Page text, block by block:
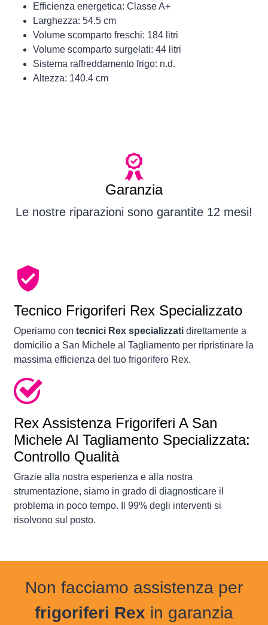
Efficienza energetica: Classe A+
Larghezza: 54.5 cm
Volume scomparto freschi: 184 litri
Volume scomparto surgelati: 44 litri
Sistema raffreddamento frigo: n.d.
Altezza: 140.4 cm
Garanzia
Le nostre riparazioni sono garantite 12 mesi!
Tecnico Frigoriferi Rex Specializzato
Operiamo con tecnici Rex specializzati direttamente a
domicilio a San Michele al Tagliamento per ripristinare la
massima efficienza del tuo frigorifero Rex.
Rex Assistenza Frigoriferi A San
Michele Al Tagliamento Specializzata:
Controllo Qualità
Grazie alla nostra esperienza e alla nostra
strumentazione, siamo in grado di diagnosticare il
problema in poco tempo. Il 99% degli interventi si
risolvono sul posto.
Non facciamo assistenza per
frigoriferi Rex in garanzia